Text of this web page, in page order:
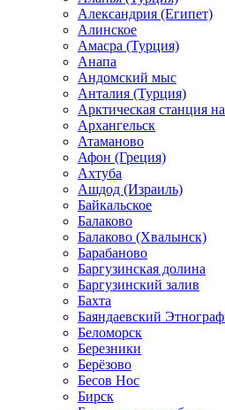
Александрия (Египет)
Алинское
Амасра (Турция)
Анапа
Андомский мыс
Анталия (Турция)
Арктическая станция
Архангельск
Атаманово
Афон (Греция)
Ахтуба
Ашдод (Израиль)
Байкальское
Балаково
Балаково (Хвалынск)
Барабаново
Баргузинская долина
Баргузинский залив
Бахта
Баяндаевский
Беломорск
Березники
Берёзово
Бесов Нос
Бирск